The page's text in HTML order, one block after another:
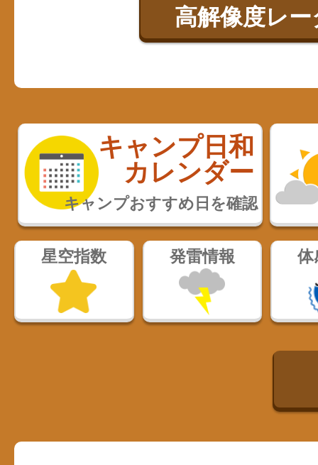
高解像度レー
キャンプ日和
カレンダー
キャンプおすすめ日を確認
星空指数 発雷情報 体